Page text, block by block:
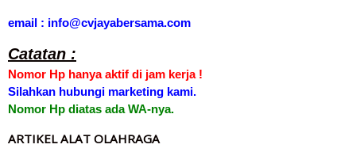
email : info@cvjayabersama.com
Catatan :
Nomor Hp hanya aktif di jam kerja !
Silahkan hubungi marketing kami.
Nomor Hp diatas ada WA-nya.
ARTIKEL ALAT OLAHRAGA